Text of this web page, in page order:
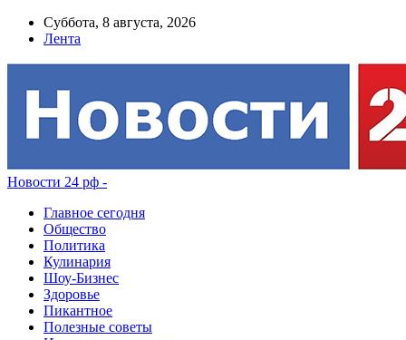
Суббота, 8 августа, 2026
Лента
Новости 24 рф -
Главное сегодня
Общество
Политика
Кулинария
Шоу-Бизнес
Здоровье
Пикантное
Полезные советы